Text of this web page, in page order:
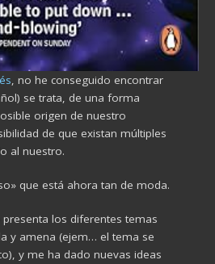
, no he conseguido encontrar
se trata, de una forma
origen de nuestro
de que existan múltiples
al nuestro.
que está ahora tan de moda.
los diferentes temas
y amena (ejem… el tema se
y me ha dado nuevas ideas